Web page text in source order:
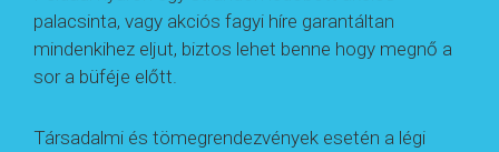
palacsinta, vagy akciós fagyi híre garantáltan
mindenkihez eljut, biztos lehet benne hogy megnő a
sor a büféje előtt.
Társadalmi és tömegrendezvények esetén a légi